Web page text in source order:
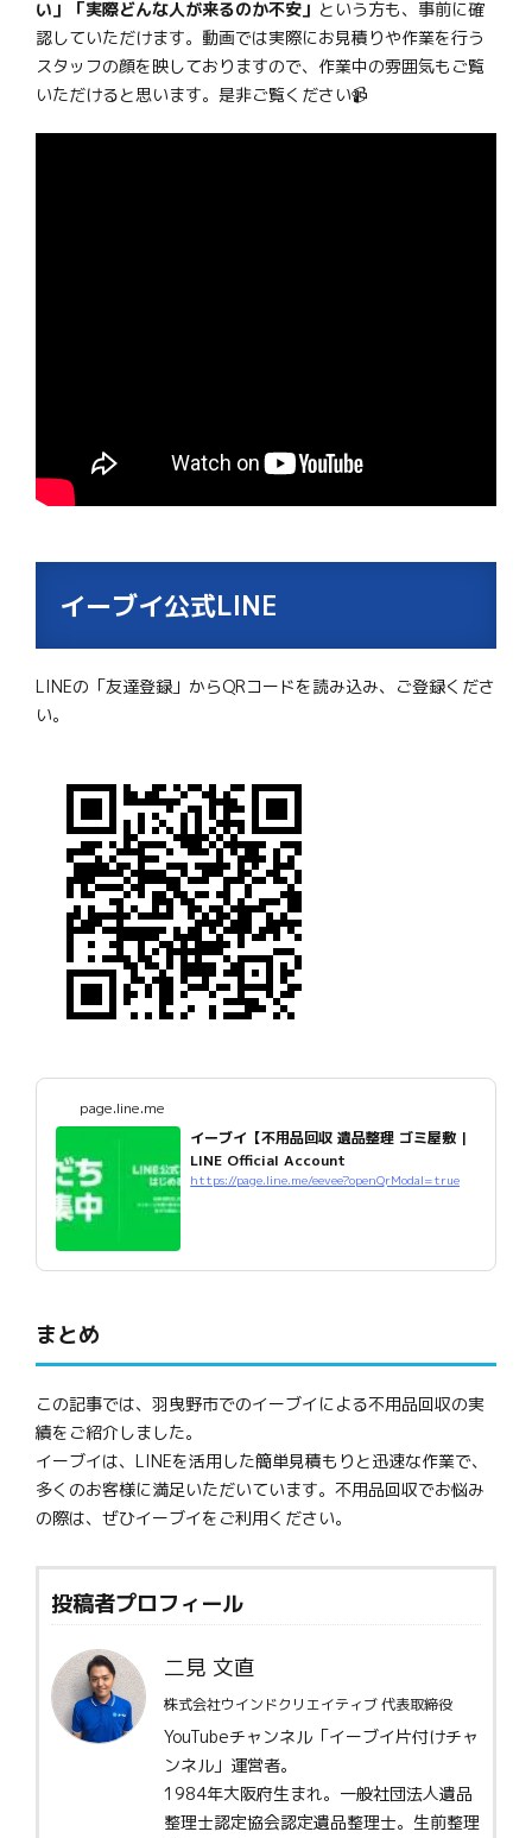
い」「実際どんな人が来るのか不安」 という方も、事前に確
認していただけます。動画では実際にお見積りや作業を行う
スタッフの顔を映しておりますので、作業中の雰囲気もご覧
いただけると思います。是非ご覧ください📹
イーブイ公式LINE
LINEの「友達登録」からQRコードを読み込み、ご登録くださ
い。
page.line.me
イーブイ【不用品回収 遺品整理 ゴミ屋敷 |
LINE Official Account
https://page.line.me/eevee?openQrModal=true
まとめ
この記事では、羽曳野市でのイーブイによる不用品回収の実
績をご紹介しました。
イーブイは、LINEを活用した簡単見積もりと迅速な作業で、
多くのお客様に満足いただいています。不用品回収でお悩み
の際は、ぜひイーブイをご利用ください。
投稿者プロフィール
二見 文直
株式会社ウインドクリエイティブ 代表取締役
YouTubeチャンネル「イーブイ片付けチャ
ンネル」運営者。
1984年大阪府生まれ。一般社団法人遺品
整理士認定協会認定遺品整理士。生前整理